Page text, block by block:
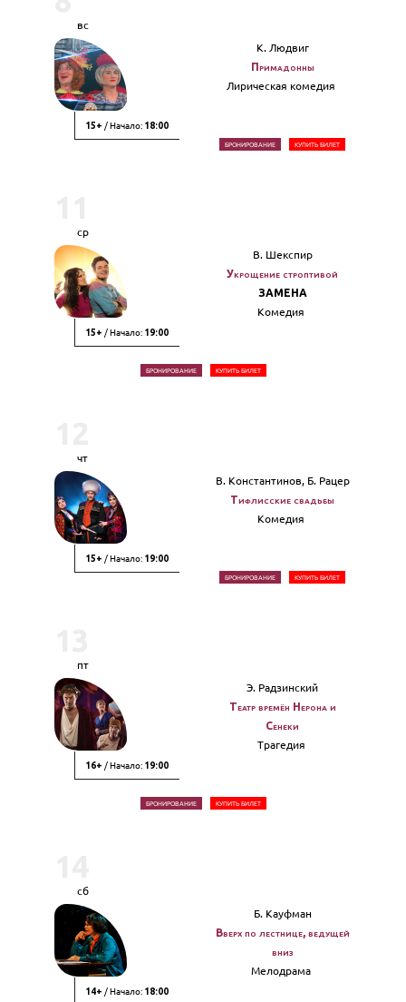
вс
15+ / Начало: 18:00
К. Людвиг
Примадонны
Лирическая комедия
БРОНИРОВАНИЕ КУПИТЬ БИЛЕТ
ср
15+ / Начало: 19:00
В. Шекспир
Укрощение строптивой
ЗАМЕНА
Комедия
БРОНИРОВАНИЕ КУПИТЬ БИЛЕТ
чт
15+ / Начало: 19:00
В. Константинов, Б. Рацер
Тифлисские свадьбы
Комедия
БРОНИРОВАНИЕ КУПИТЬ БИЛЕТ
пт
16+ / Начало: 19:00
Э. Радзинский
Театр времён Нерона и
Сенеки
Трагедия
БРОНИРОВАНИЕ КУПИТЬ БИЛЕТ
сб
14+ / Начало: 18:00
Б. Кауфман
Вверх по лестнице, ведущей
вниз
Мелодрама